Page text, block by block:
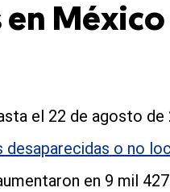
México
el 22 de agosto
o no
en 9 mil